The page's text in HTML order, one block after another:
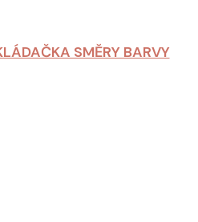
SMĚRY BARVY